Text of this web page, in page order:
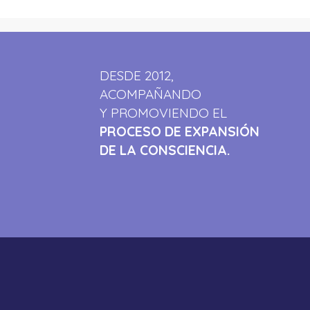
DESDE 2012,
ACOMPAÑANDO
Y PROMOVIENDO EL
PROCESO DE EXPANSIÓN
DE LA CONSCIENCIA.